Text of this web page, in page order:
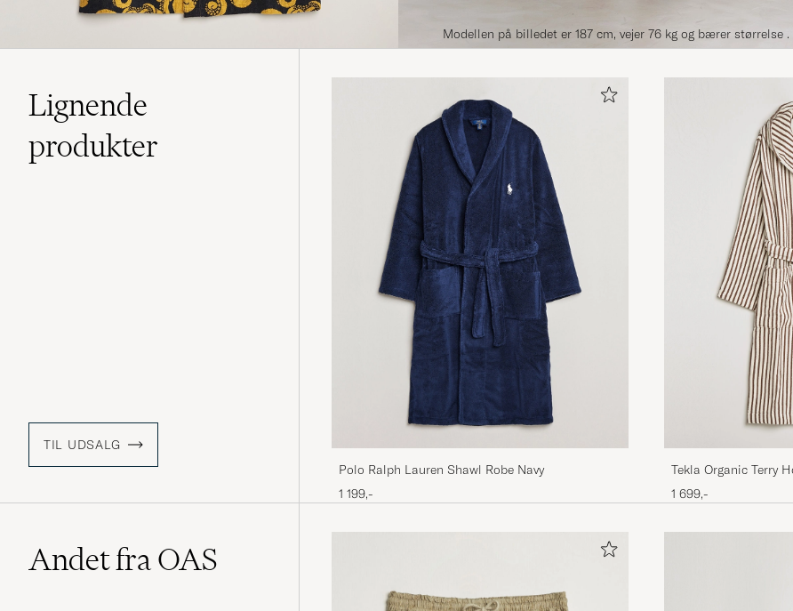
Modellen på billedet er 187 cm, vejer 76 kg og bærer størrelse .
Lignende
produkter
TIL UDSALG
Polo Ralph Lauren Shawl Robe Navy
1 199,-
Tekla Organic Terry
Stripes
1 699,-
Andet fra OAS